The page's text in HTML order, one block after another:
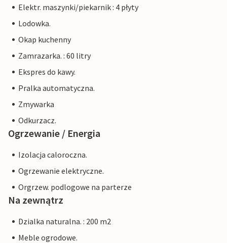
Elektr. maszynki/piekarnik : 4 płyty
Lodowka.
Okap kuchenny
Zamrazarka. : 60 litry
Ekspres do kawy.
Pralka automatyczna.
Zmywarka
Odkurzacz.
Ogrzewanie / Energia
Izolacja caloroczna.
Ogrzewanie elektryczne.
Orgrzew. podlogowe na parterze
Na zewnątrz
Dzialka naturalna. : 200 m2
Meble ogrodowe.